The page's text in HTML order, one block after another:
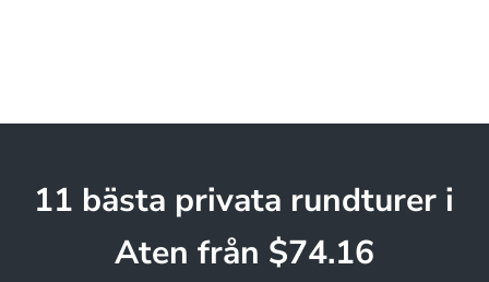
11 bästa privata rundturer i
Aten från $74.16